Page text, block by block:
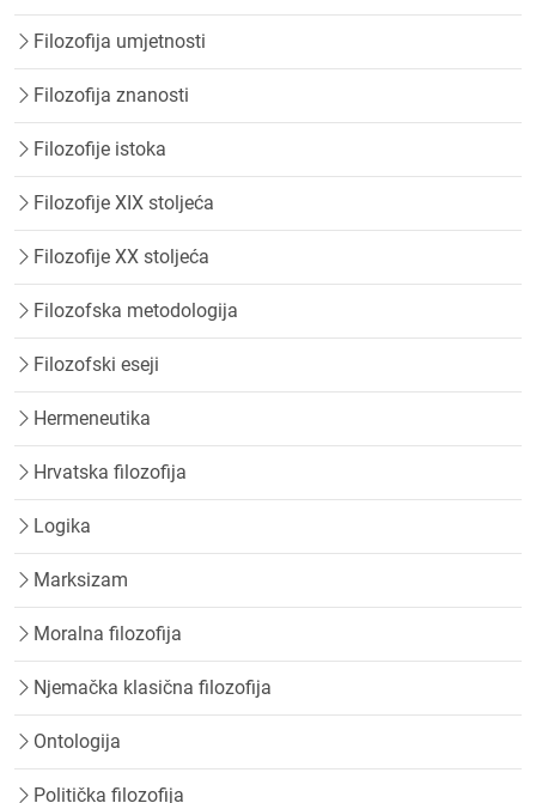
Filozofija umjetnosti
Filozofija znanosti
Filozofije istoka
Filozofije XIX stoljeća
Filozofije XX stoljeća
Filozofska metodologija
Filozofski eseji
Hermeneutika
Hrvatska filozofija
Logika
Marksizam
Moralna filozofija
Njemačka klasična filozofija
Ontologija
Politička filozofija